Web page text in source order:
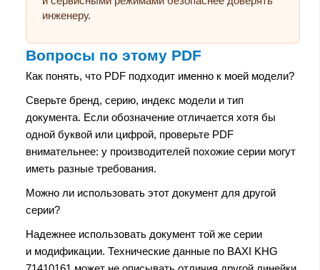
инженеру.
Вопросы по этому PDF
Как понять, что PDF подходит именно к моей модели?
Сверьте бренд, серию, индекс модели и тип
документа. Если обозначение отличается хотя бы
одной буквой или цифрой, проверьте PDF
внимательнее: у производителей похожие серии могут
иметь разные требования.
Можно ли использовать этот документ для другой
серии?
Надежнее использовать документ той же серии
и модификации. Технические данные по BAXI KHG